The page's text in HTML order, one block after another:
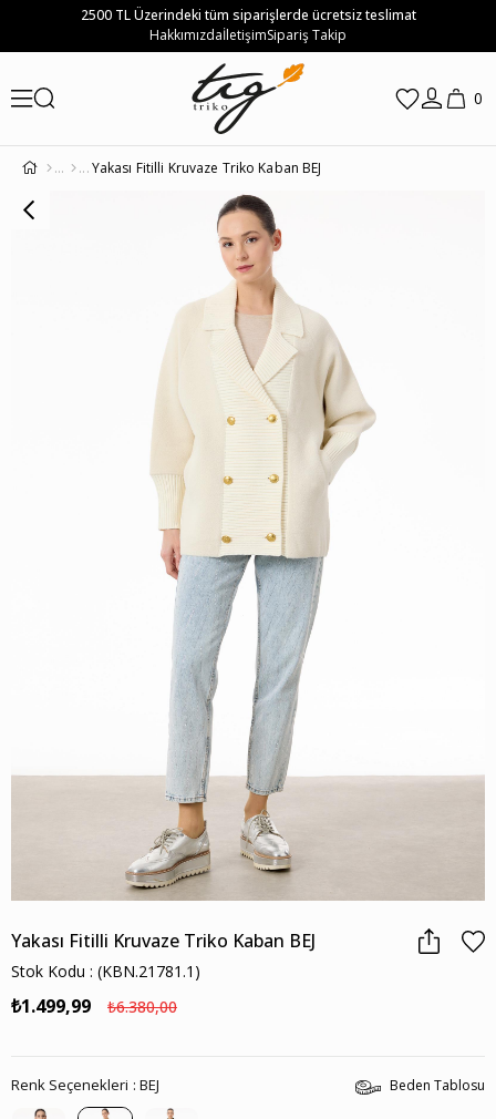
2500 TL Üzerindeki tüm siparişlerde ücretsiz teslimat
HakkımızdaİletişimSipariş Takip
0
Yakası Fitilli Kruvaze Triko Kaban BEJ
Yakası Fitilli Kruvaze Triko Kaban BEJ
Stok Kodu
(KBN.21781.1)
₺6.380,00
₺1.499,99
Beden Tablosu
Renk Seçenekleri BEJ